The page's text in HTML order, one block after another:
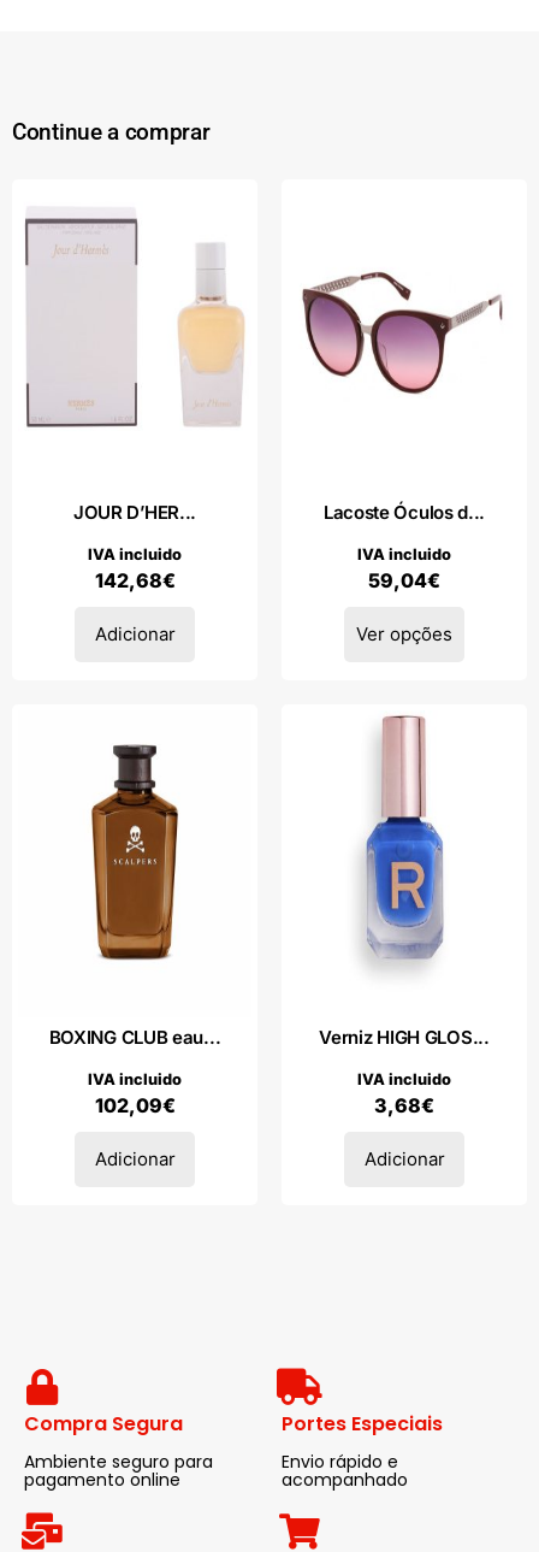
Continue a comprar
JOUR D’HER...
142,68€
IVA incluido
Adicionar
Lacoste Óculos d...
59,04€
IVA incluido
Ver opções
BOXING CLUB eau...
102,09€
IVA incluido
Adicionar
Verniz HIGH GLOS...
3,68€
IVA incluido
Adicionar
Compra Segura
Ambiente seguro para
pagamento online
Portes Especiais
Envio rápido e
acompanhado